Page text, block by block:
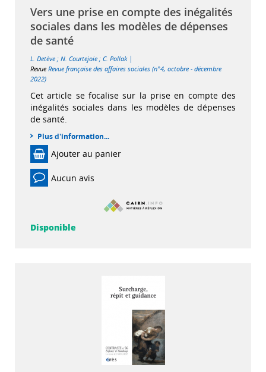
Vers une prise en compte des inégalités
sociales dans les modèles de dépenses
de santé
L. Detève ; N. Courtejoie ; C. Pollak |
Revue Revue française des affaires sociales (n°4, octobre - décembre
2022)
Cet article se focalise sur la prise en compte des
inégalités sociales dans les modèles de dépenses
de santé.
Plus d'information...
Ajouter au panier
Aucun avis
Disponible